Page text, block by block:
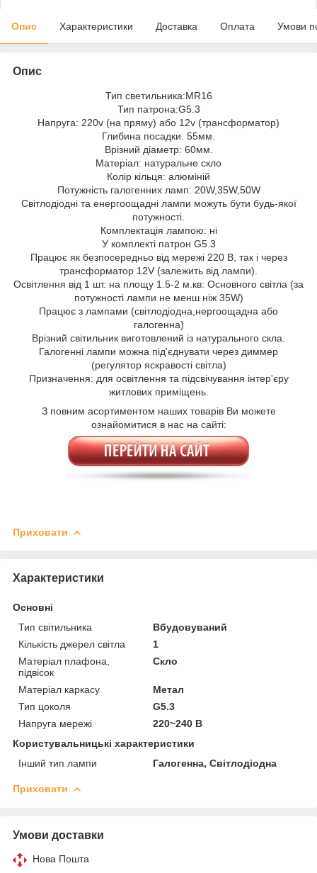
Опис Характеристики Доставка Оплата Умови
Опис
Тип светильника:MR16
Тип патрона:G5.3
Напруга: 220v (на пряму) або 12v (трансформатор)
Глибина посадки: 55мм.
Врізний діаметр: 60мм.
Матеріал: натуральне скло
Колір кільця: алюміній
Потужність галогенних ламп: 20W,35W,50W
Світлодіодні та енергоощадні лампи можуть бути будь-якої
потужності.
Комплектація лампою: ні
У комплекті патрон G5.3
Працює як безпосередньо від мережі 220 В, так і через
трансформатор 12V (залежить від лампи).
Освітлення від 1 шт. на площу 1.5-2 м.кв: Основного світла (за
потужності лампи не менш ніж 35W)
Працює з лампами (світлодіодна,нергоощадна або
галогенна)
Врізний світильник виготовлений із натурального скла.
Галогенні лампи можна під'єднувати через диммер
(регулятор яскравості світла)
Призначення: для освітлення та підсвічування інтер'єру
житлових приміщень.
З повним асортиментом наших товарів Ви можете
ознайомитися в нас на сайті:
Приховати
Характеристики
Основні
Тип світильника
Вбудовуваний
Кількість джерел світла
1
Матеріал плафона,
підвісок
Скло
Матеріал каркасу
Метал
Тип цоколя
G5.3
Напруга мережі
220~240 В
Користувальницькі характеристики
Інший тип лампи
Галогенна, Світлодіодна
Приховати
Умови доставки
Нова Пошта